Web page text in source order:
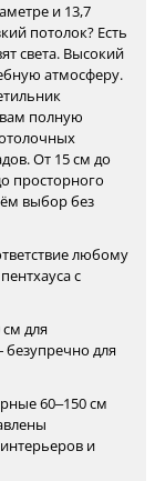
и 13,7
потолок? Есть
света. Высокий
атмосферу.
полную
От 15 см до
просторного
выбор без
любому
с
для
для
60–150 см
и